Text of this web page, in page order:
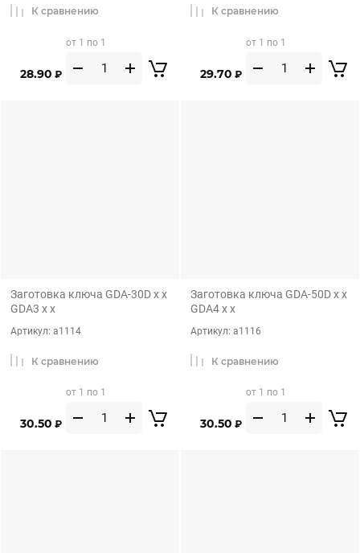
28.90 ₽
от 1 по 1
К сравнению
29.70 ₽
от 1 по 1
К сравнению
Заготовка ключа GDA-30D x x
GDA3 x x
Артикул: а1114
30.50 ₽
от 1 по 1
К сравнению
Заготовка ключа GDA-50D x x
GDA4 x x
Артикул: а1116
30.50 ₽
от 1 по 1
К сравнению